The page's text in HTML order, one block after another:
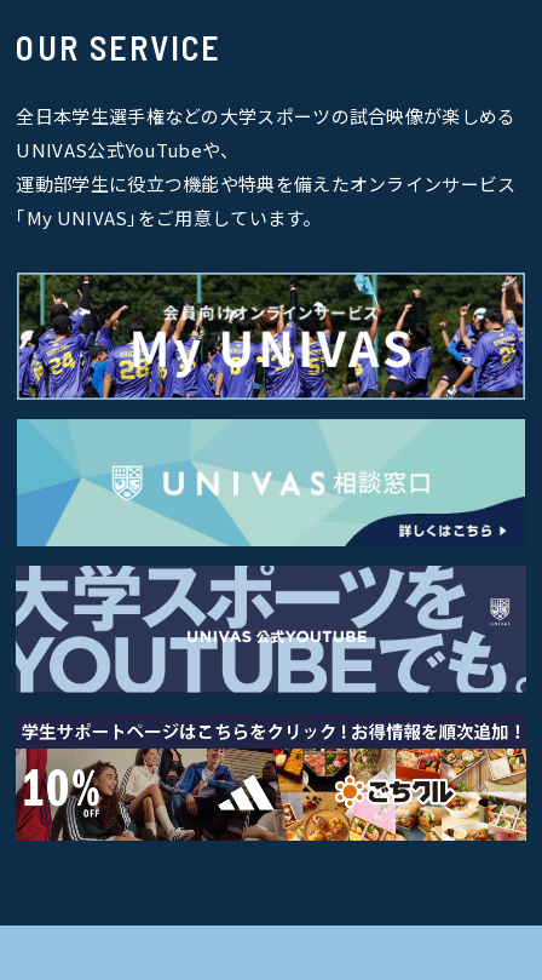
OUR SERVICE
全日本学生選手権などの大学スポーツの試合映像が楽しめる
UNIVAS公式YouTubeや、
運動部学生に役立つ機能や特典を備えたオンラインサービス
｢My UNIVAS｣をご用意しています。